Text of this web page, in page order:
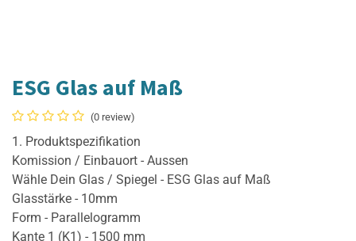
ESG Glas auf Maß
(0 review)
1. Produktspezifikation
Komission / Einbauort - Aussen
Wähle Dein Glas / Spiegel - ESG Glas auf Maß
Glasstärke - 10mm
Form - Parallelogramm
Kante 1 (K1) - 1500 mm